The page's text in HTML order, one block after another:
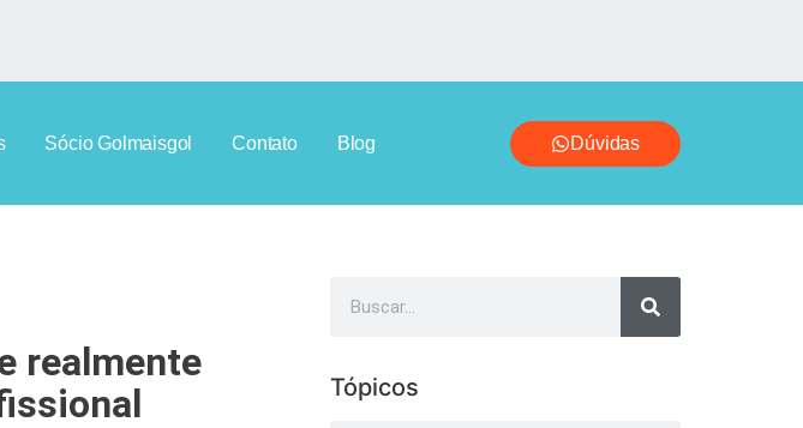
Sócio Golmaisgol Contato Blog Dúvidas
realmente
Tópicos